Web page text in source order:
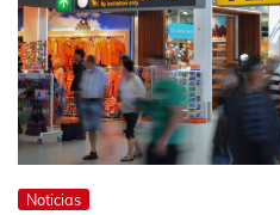
Noticias